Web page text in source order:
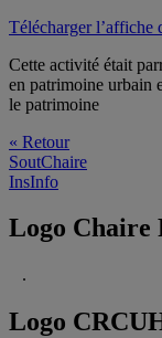
Télécharger l’affiche
Cette activité était
en patrimoine urbain
le patrimoine
« Retour
SoutChaire
InsInfo
Logo Chaire
.
Logo